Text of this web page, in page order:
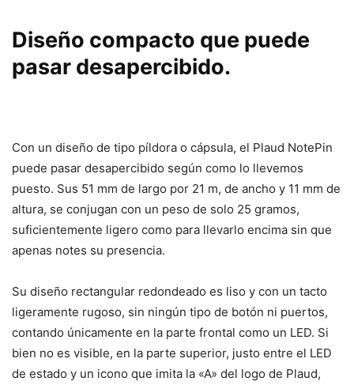
Diseño compacto que puede
pasar desapercibido.
Con un diseño de tipo píldora o cápsula, el Plaud NotePin
puede pasar desapercibido según como lo llevemos
puesto. Sus 51 mm de largo por 21 m, de ancho y 11 mm de
altura, se conjugan con un peso de solo 25 gramos,
suficientemente ligero como para llevarlo encima sin que
apenas notes su presencia.
Su diseño rectangular redondeado es liso y con un tacto
ligeramente rugoso, sin ningún tipo de botón ni puertos,
contando únicamente en la parte frontal como un LED. Si
bien no es visible, en la parte superior, justo entre el LED
de estado y un icono que imita la «A» del logo de Plaud,